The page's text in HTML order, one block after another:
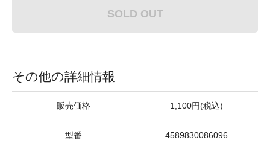
SOLD OUT
その他の詳細情報
販売価格 1,100円(税込)
型番 4589830086096